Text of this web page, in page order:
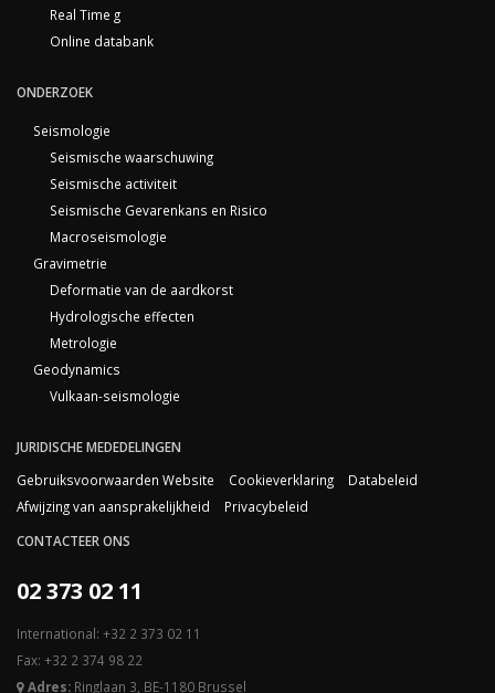
Real Time g
Online databank
ONDERZOEK
Seismologie
Seismische waarschuwing
Seismische activiteit
Seismische Gevarenkans en Risico
Macroseismologie
Gravimetrie
Deformatie van de aardkorst
Hydrologische effecten
Metrologie
Geodynamics
Vulkaan-seismologie
JURIDISCHE MEDEDELINGEN
Gebruiksvoorwaarden Website
Cookieverklaring
Databeleid
Afwijzing van aansprakelijkheid
Privacybeleid
CONTACTEER ONS
02 373 02 11
International: +32 2 373 02 11
Fax: +32 2 374 98 22
Adres: Ringlaan 3, BE-1180 Brussel